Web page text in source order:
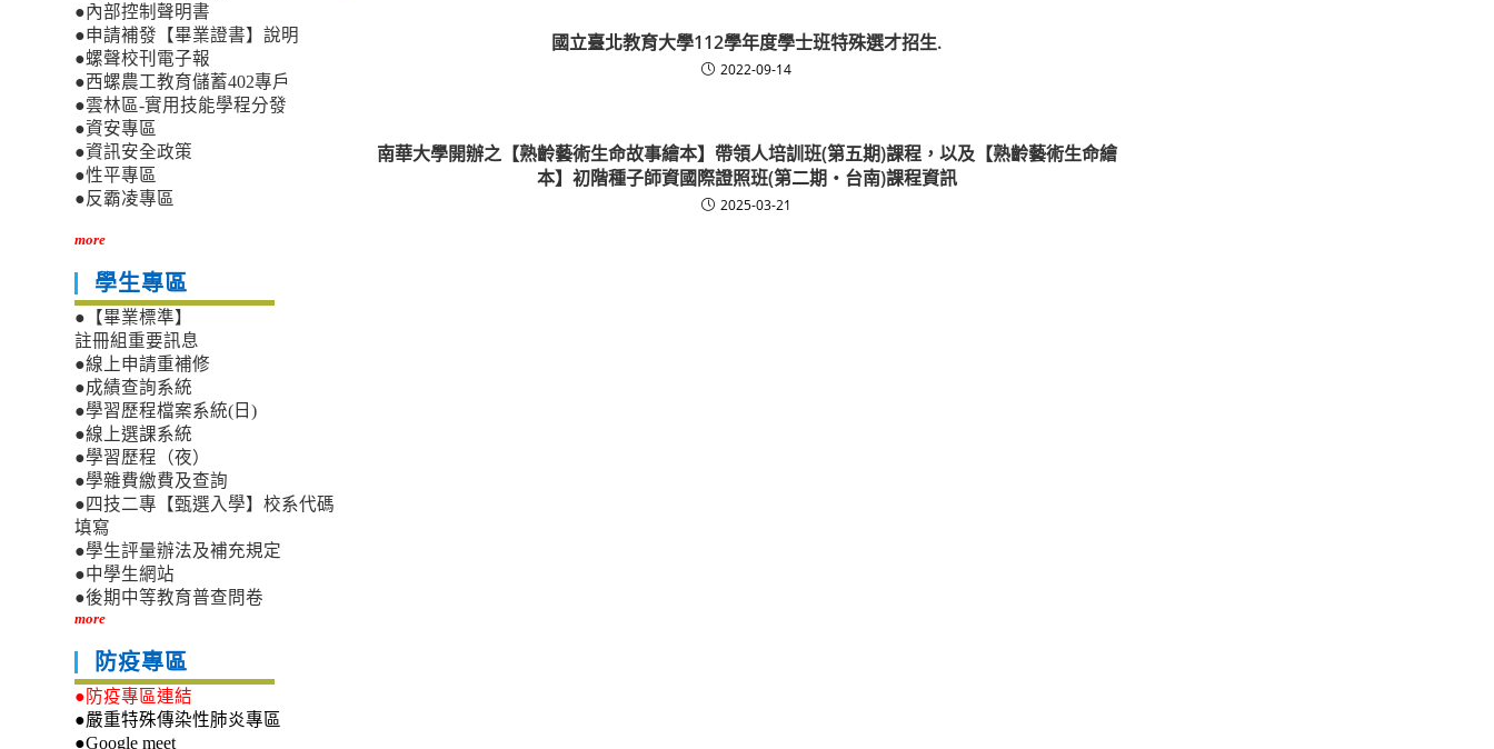
國立臺北教育大學112學年度學士班特殊選才招生.
2022-09-14
南華大學開辦之【熟齡藝術生命故事繪本】帶領人培訓班(第五期)課程，以及【熟齡藝術生命繪
本】初階種子師資國際證照班(第二期‧台南)課程資訊
2025-03-21
●內部控制聲明書
●申請補發【畢業證書】說明
●螺聲校刊電子報
●西螺農工教育儲蓄402專戶
●雲林區-實用技能學程分發
●資安專區
●資訊安全政策
●性平專區
●反霸凌專區
more
學生專區
●【畢業標準】
註冊組重要訊息
●線上申請重補修
●成績查詢系統
●學習歷程檔案系統(日)
●線上選課系統
●學習歷程（夜）
●學雜費繳費及查詢
●四技二專【甄選入學】校系代碼
填寫
●學生評量辦法及補充規定
●中學生網站
●後期中等教育普查問卷
more
防疫專區
●防疫專區連結
●嚴重特殊傳染性肺炎專區
●Google meet